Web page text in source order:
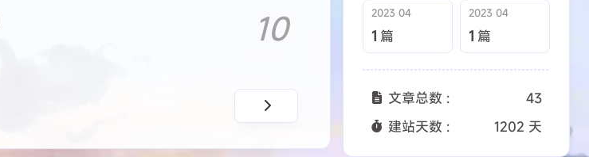
10 2023 04
1 篇
2023 04
1 篇
文章总数 :
43
建站天数 :
1202 天